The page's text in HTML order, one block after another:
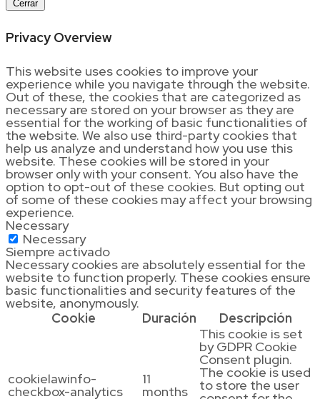
Cerrar
Privacy Overview
This website uses cookies to improve your
experience while you navigate through the website.
Out of these, the cookies that are categorized as
necessary are stored on your browser as they are
essential for the working of basic functionalities of
the website. We also use third-party cookies that
help us analyze and understand how you use this
website. These cookies will be stored in your
browser only with your consent. You also have the
option to opt-out of these cookies. But opting out
of some of these cookies may affect your browsing
experience.
Necessary
Necessary
Siempre activado
Necessary cookies are absolutely essential for the
website to function properly. These cookies ensure
basic functionalities and security features of the
website, anonymously.
Cookie
Duración Descripción
cookielawinfo-
checkbox-analytics
11
months
This cookie is set
by GDPR Cookie
Consent plugin.
The cookie is used
to store the user